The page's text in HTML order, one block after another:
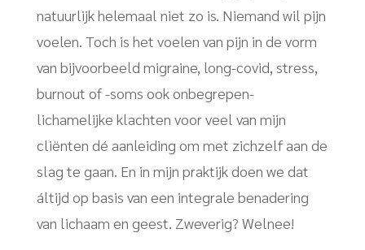
natuurlijk helemaal niet zo is. Niemand wil pijn
voelen. Toch is het voelen van pijn in de vorm
van bijvoorbeeld migraine, long-covid, stress,
burnout of -soms ook onbegrepen-
lichamelijke klachten voor veel van mijn
cliënten dé aanleiding om met zichzelf aan de
slag te gaan. En in mijn praktijk doen we dat
áltijd op basis van een integrale benadering
van lichaam en geest. Zweverig? Welnee!